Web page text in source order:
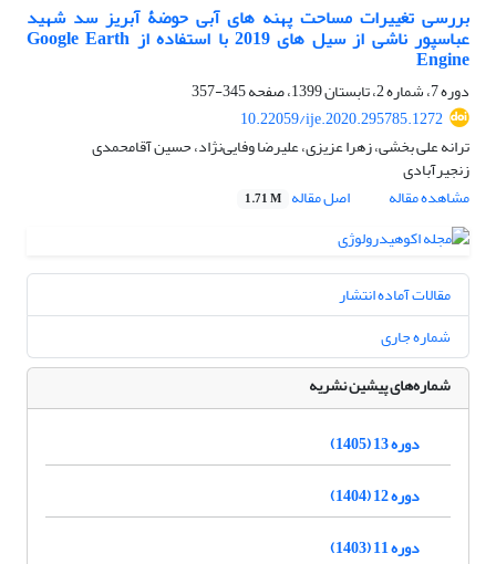
بررسی تغییرات مساحت پهنه های آبی حوضۀ آبریز سد شهید
عباسپور ناشی از سیل های 2019 با استفاده از Google Earth
Engine
دوره 7، شماره 2، تابستان 1399، صفحه
345-357
10.22059/ije.2020.295785.1272
ترانه علی بخشی، زهرا عزیزی، علیرضا وفایی‌نژاد، حسین آقامحمدی
زنجیرآبادی
مشاهده مقاله
اصل مقاله 1.71 M
مقالات آماده انتشار
شماره جاری
شماره‌های پیشین نشریه
دوره 13 (1405)
دوره 12 (1404)
دوره 11 (1403)